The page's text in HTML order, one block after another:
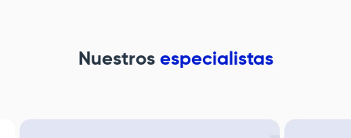
Nuestros especialistas